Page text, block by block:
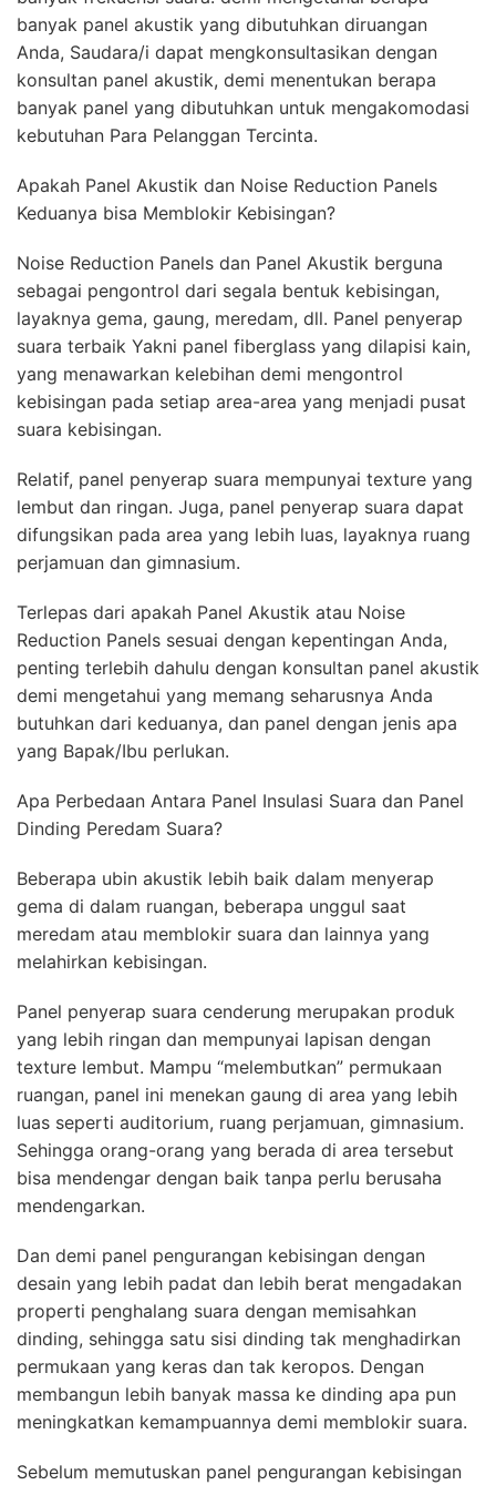
banyak panel akustik yang dibutuhkan diruangan
Anda, Saudara/i dapat mengkonsultasikan dengan
konsultan panel akustik, demi menentukan berapa
banyak panel yang dibutuhkan untuk mengakomodasi
kebutuhan Para Pelanggan Tercinta.
Apakah Panel Akustik dan Noise Reduction Panels
Keduanya bisa Memblokir Kebisingan?
Noise Reduction Panels dan Panel Akustik berguna
sebagai pengontrol dari segala bentuk kebisingan,
layaknya gema, gaung, meredam, dll. Panel penyerap
suara terbaik Yakni panel fiberglass yang dilapisi kain,
yang menawarkan kelebihan demi mengontrol
kebisingan pada setiap area-area yang menjadi pusat
suara kebisingan.
Relatif, panel penyerap suara mempunyai texture yang
lembut dan ringan. Juga, panel penyerap suara dapat
difungsikan pada area yang lebih luas, layaknya ruang
perjamuan dan gimnasium.
Terlepas dari apakah Panel Akustik atau Noise
Reduction Panels sesuai dengan kepentingan Anda,
penting terlebih dahulu dengan konsultan panel akustik
demi mengetahui yang memang seharusnya Anda
butuhkan dari keduanya, dan panel dengan jenis apa
yang Bapak/Ibu perlukan.
Apa Perbedaan Antara Panel Insulasi Suara dan Panel
Dinding Peredam Suara?
Beberapa ubin akustik lebih baik dalam menyerap
gema di dalam ruangan, beberapa unggul saat
meredam atau memblokir suara dan lainnya yang
melahirkan kebisingan.
Panel penyerap suara cenderung merupakan produk
yang lebih ringan dan mempunyai lapisan dengan
texture lembut. Mampu “melembutkan” permukaan
ruangan, panel ini menekan gaung di area yang lebih
luas seperti auditorium, ruang perjamuan, gimnasium.
Sehingga orang-orang yang berada di area tersebut
bisa mendengar dengan baik tanpa perlu berusaha
mendengarkan.
Dan demi panel pengurangan kebisingan dengan
desain yang lebih padat dan lebih berat mengadakan
properti penghalang suara dengan memisahkan
dinding, sehingga satu sisi dinding tak menghadirkan
permukaan yang keras dan tak keropos. Dengan
membangun lebih banyak massa ke dinding apa pun
meningkatkan kemampuannya demi memblokir suara.
Sebelum memutuskan panel pengurangan kebisingan